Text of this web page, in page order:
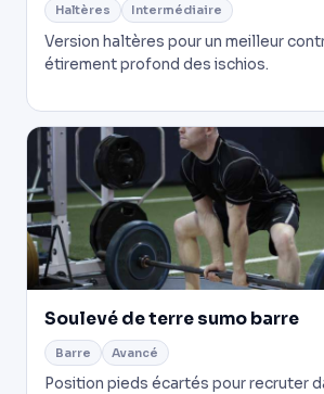
Haltères Intermédiaire
Version haltères pour un meilleur
étirement profond des ischios.
Soulevé de terre sumo barre
Barre Avancé
Position pieds écartés pour recruter